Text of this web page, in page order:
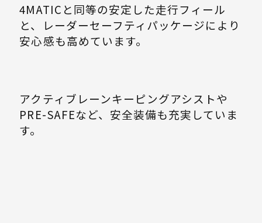
4MATICと同等の安定した走行フィール
と、レーダーセーフティパッケージにより
安心感も高めています。
アクティブレーンキーピングアシストや
PRE-SAFEなど、安全装備も充実していま
す。